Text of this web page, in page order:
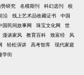
研究 名模期刊 科幻选刊
校
沿 线上艺术品收藏证书
中国
国民间故事网 珠宝文化网
世
漫谈家风 教育百科 致富经
风
轻松演讲 高考智库
现代家庭
学街